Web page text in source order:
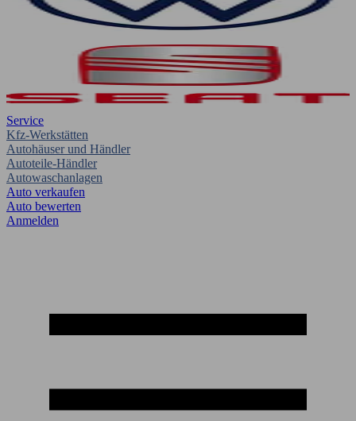
Service
Kfz-Werkstätten
Autohäuser und Händler
Autoteile-Händler
Autowaschanlagen
Auto verkaufen
Auto bewerten
Anmelden